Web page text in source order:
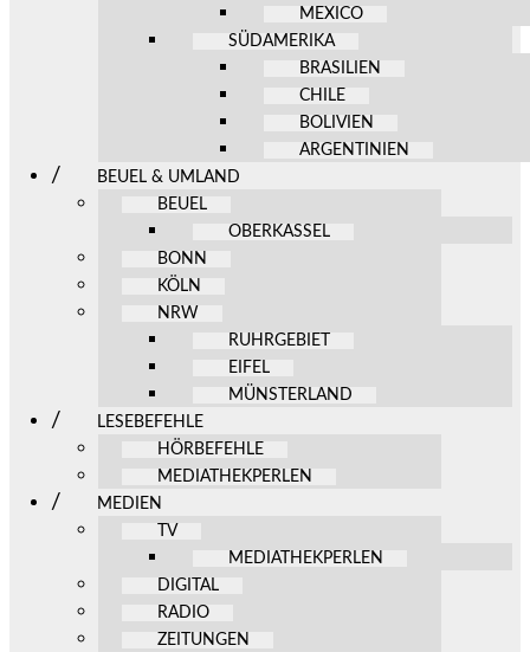
MEXICO
SÜDAMERIKA
BRASILIEN
CHILE
BOLIVIEN
ARGENTINIEN
BEUEL & UMLAND
BEUEL
OBERKASSEL
BONN
KÖLN
NRW
RUHRGEBIET
EIFEL
MÜNSTERLAND
LESEBEFEHLE
HÖRBEFEHLE
MEDIATHEKPERLEN
MEDIEN
TV
MEDIATHEKPERLEN
DIGITAL
RADIO
ZEITUNGEN